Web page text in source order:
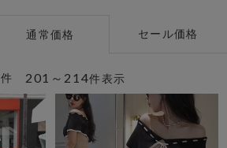
通常価格 セール価格
201～214件表示
件